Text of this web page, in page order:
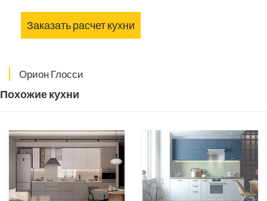
Заказать расчет кухни
Орион Глосси
Похожие кухни